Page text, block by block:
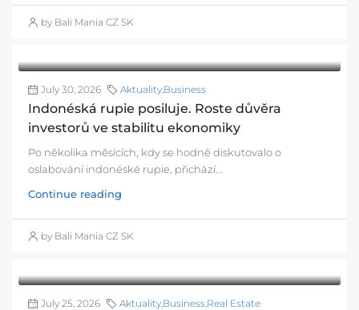
by Bali Mania CZ SK
July 30, 2026 Aktuality,Business
Indonéská rupie posiluje. Roste důvěra
investorů ve stabilitu ekonomiky
Po několika měsících, kdy se hodně diskutovalo o
oslabování indonéské rupie, přichází...
Continue reading
by Bali Mania CZ SK
July 25, 2026 Aktuality,Business,Real Estate